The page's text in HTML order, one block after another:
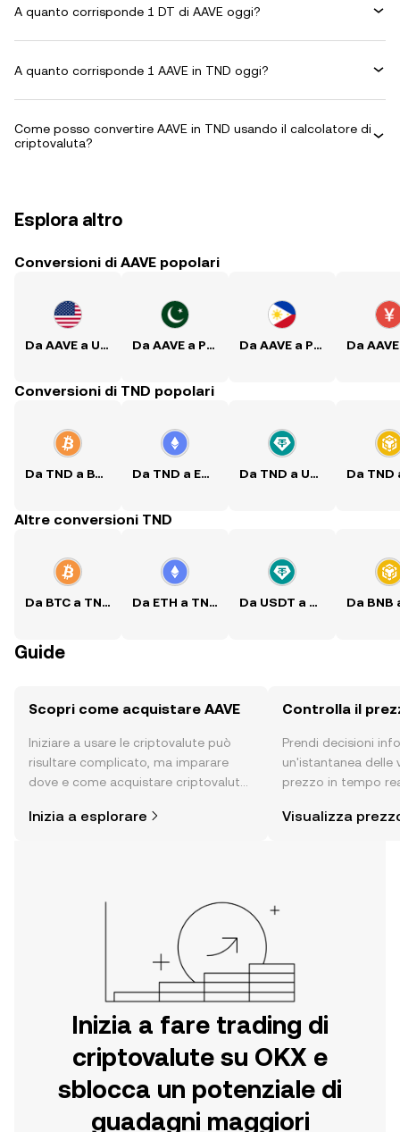
A quanto corrisponde 1 DT di AAVE oggi?
A quanto corrisponde 1 AAVE in TND oggi?
Come posso convertire AAVE in TND usando il calcolatore di
criptovaluta?
Esplora altro
Conversioni di AAVE popolari
Da AAVE a USD Da AAVE a PKR Da AAVE a PHP
Conversioni di TND popolari
Da TND a BTC Da TND a ETH Da TND a USDT
Altre conversioni TND
Da BTC a TND Da ETH a TND Da USDT a TND
Guide
Scopri come acquistare AAVE
Iniziare a usare le criptovalute può
risultare complicato, ma imparare
dove e come acquistare criptovalute
pensare. Inizia il tuo viaggio sull'app
Inizia a esplorare
Controlla il
Prendi decisioni
un'istantanea delle
prezzo in tempo
altro ancora.
Visualizza
Inizia a fare trading di
criptovalute su OKX e
sblocca un potenziale di
guadagni maggiori